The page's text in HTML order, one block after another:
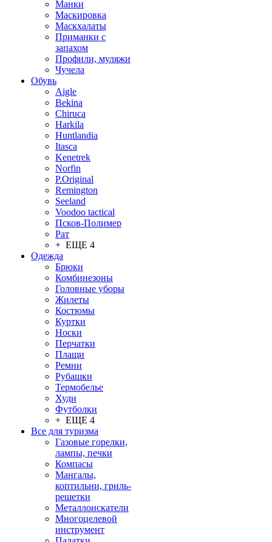
Манки
Маскировка
Маскхалаты
Приманки с
запахом
Профили, муляжи
Чучела
Обувь
Aigle
Bekina
Chiruсa
Harkila
Huntlandia
Itasca
Kenetrek
Norfin
P.Original
Remington
Seeland
Voodoo tactical
Псков-Полимер
Рат
+ ЕЩЕ 4
Одежда
Брюки
Комбинезоны
Головные уборы
Жилеты
Костюмы
Куртки
Носки
Перчатки
Плащи
Ремни
Рубашки
Термобелье
Худи
Футболки
+ ЕЩЕ 4
Все для туризма
Газовые горелки,
лампы, печки
Компасы
Мангалы,
коптильни, гриль-
решетки
Металлоискатели
Многоцелевой
инструмент